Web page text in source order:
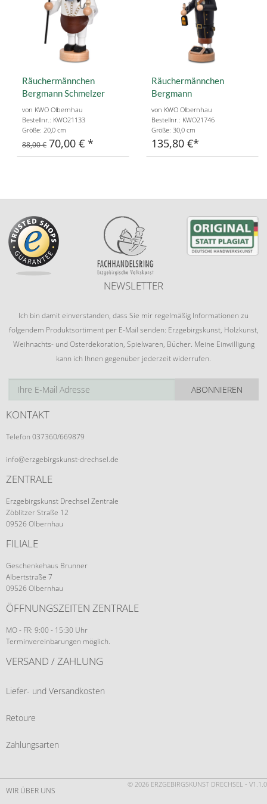
Räuchermännchen
Bergmann Schmelzer
von KWO Olbernhau
Bestellnr.: KWO21133
Größe: 20,0 cm
88,00 € 70,00 €
Räuchermännchen
Bergmann
von KWO Olbernhau
Bestellnr.: KWO21746
Größe: 30,0 cm
135,80 €
NEWSLETTER
Ich bin damit einverstanden, dass Sie mir regelmäßig Informationen zu
folgendem Produktsortiment per E-Mail senden: Erzgebirgskunst, Holzkunst,
Weihnachts- und Osterdekoration, Spielwaren, Bücher. Meine Einwilligung
kann ich Ihnen gegenüber jederzeit widerrufen.
ABONNIEREN
KONTAKT
Telefon 037360/669879
info@erzgebirgskunst-drechsel.de
ZENTRALE
Erzgebirgskunst Drechsel Zentrale
Zöblitzer Straße 12
09526 Olbernhau
FILIALE
Geschenkehaus Brunner
Albertstraße 7
09526 Olbernhau
ÖFFNUNGSZEITEN ZENTRALE
MO - FR: 9:00 - 15:30 Uhr
Terminvereinbarungen möglich.
VERSAND / ZAHLUNG
Liefer- und Versandkosten
Retoure
Zahlungsarten
© 2026 ERZGEBIRGSKUNST DRECHSEL - V1.1.0
WIR ÜBER UNS